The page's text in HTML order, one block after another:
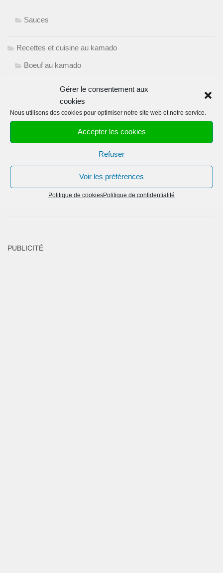
Gérer le consentement aux
cookies
Nous utilisons des cookies pour optimiser notre site web et notre service.
Accepter les cookies
Refuser
Voir les préférences
Politique de cookiesPolitique de confidentialité
Sauces
Recettes et cuisine au kamado
Boeuf au kamado
Crustacés au Kamado
Fumer au kamado
Kamados et Accessoires
Technique cuisson au kamado
Volaille au kamado
PUBLICITÉ